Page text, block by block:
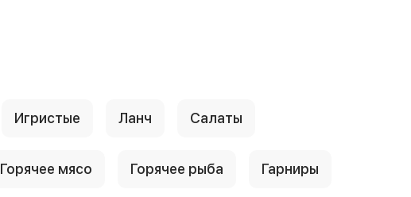
Игристые Ланч Салаты
Горячее мясо Горячее рыба Гарниры